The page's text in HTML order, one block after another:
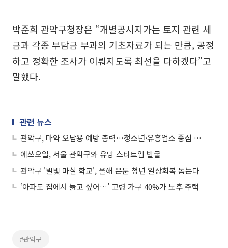
박준희 관악구청장은 “개별공시지가는 토지 관련 세
금과 각종 부담금 부과의 기초자료가 되는 만큼, 공정
하고 정확한 조사가 이뤄지도록 최선을 다하겠다”고
말했다.
관련 뉴스
관악구, 마약 오남용 예방 총력…청소년·유흥업소 중심 홍보·교육 강화
에쓰오일, 서울 관악구와 유망 스타트업 발굴
관악구 '별빛 마실 학교', 올해 은둔 청년 일상회복 돕는다
‘아파도 집에서 늙고 싶어…’ 고령 가구 40%가 노후 주택
#관악구